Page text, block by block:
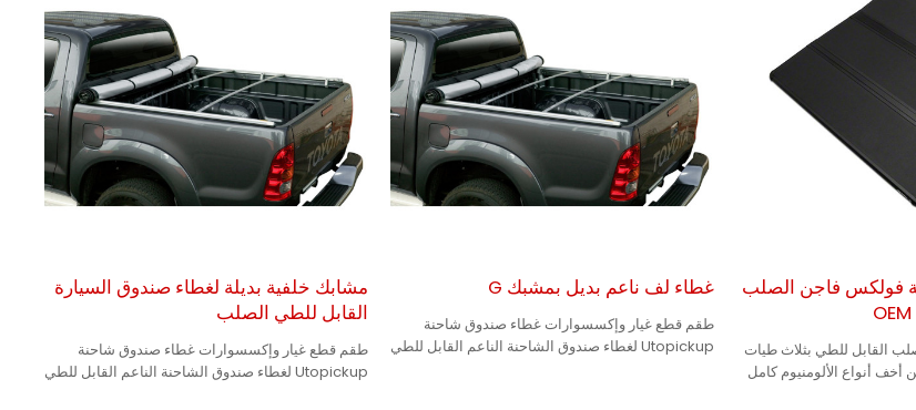
فولكس فاجن الصلب
القابل للطي بثلاث طيات
أنواع الألومنيوم كامل
غطاء لف ناعم بديل بمشبك G
طقم قطع غيار وإكسسوارات غطاء صندوق شاحنة
Utopickup لغطاء صندوق الشاحنة الناعم القابل للطي
مشابك خلفية بديلة لغطاء صندوق السيارة
القابل للطي الصلب
طقم قطع غيار وإكسسوارات غطاء صندوق شاحنة
Utopickup لغطاء صندوق الشاحنة الناعم القابل للطي